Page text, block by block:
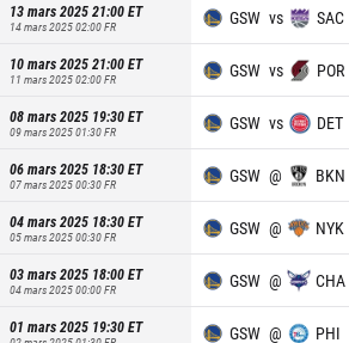
13 mars 2025 21:00ET
14 mars 2025 02:00FR GSW vs SAC
10 mars 2025 21:00ET
11 mars 2025 02:00FR GSW vs POR
08 mars 2025 19:30ET
09 mars 2025 01:30FR GSW vs DET
06 mars 2025 18:30ET
07 mars 2025 00:30FR GSW @ BKN
04 mars 2025 18:30ET
05 mars 2025 00:30FR GSW @ NYK
03 mars 2025 18:00ET
04 mars 2025 00:00FR GSW @ CHA
01 mars 2025 19:30ET GSW @ PHI